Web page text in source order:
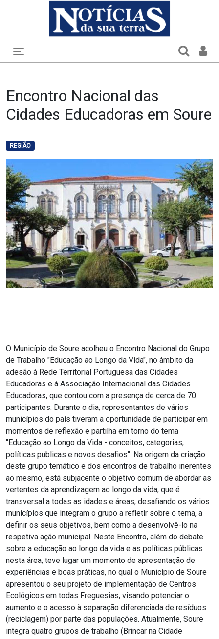
Toggle navigation
Encontro Nacional das
Cidades Educadoras em Soure
REGIÃO
O Município de Soure acolheu o Encontro Nacional do Grupo
de Trabalho "Educação ao Longo da Vida", no âmbito da
adesão à Rede Territorial Portuguesa das Cidades
Educadoras e à Associação Internacional das Cidades
Educadoras, que contou com a presença de cerca de 70
participantes. Durante o dia, representantes de vários
municípios do país tiveram a oportunidade de participar em
momentos de reflexão e partilha em torno do tema
"Educação ao Longo da Vida - conceitos, categorias,
políticas públicas e novos desafios". Na origem da criação
deste grupo temático e dos encontros de trabalho inerentes
ao mesmo, está subjacente o objetivo comum de abordar as
vertentes da aprendizagem ao longo da vida, que é
transversal a todas as idades e áreas, desafiando os vários
municípios que integram o grupo a refletir sobre o tema, a
definir os seus objetivos, bem como a desenvolvê-lo na
respetiva ação municipal. Neste Encontro, além do debate
sobre a educação ao longo da vida e as políticas públicas
nesta área, teve lugar um momento de apresentação de
experiências e boas práticas, no qual o Município de Soure
apresentou o seu projeto de implementação de Centros
Ecológicos em todas Freguesias, visando potenciar o
aumento e o acesso à separação diferenciada de resíduos
(reciclagem) por parte das populações. Atualmente, Soure
integra quatro grupos de trabalho (Brincar na Cidade